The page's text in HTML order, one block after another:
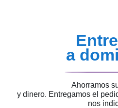
a
Ahorramos
y dinero. Entregamos el
nos